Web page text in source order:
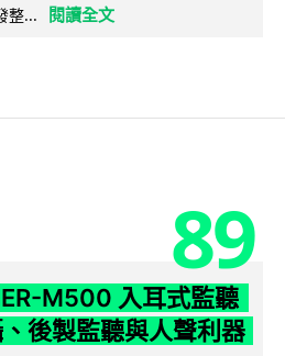
整...
閱讀全文
89
M500 入耳式監聽
後製監聽與人聲利器